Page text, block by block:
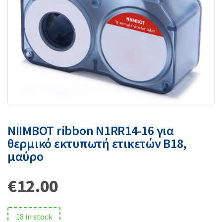
NIIMBOT ribbon N1RR14-16 για
θερμικό εκτυπωτή ετικετών B18,
μαύρο
€12.00
18 in stock